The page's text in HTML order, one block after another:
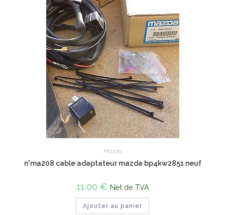
Mazda
n°ma208 cable adaptateur mazda bp4kw2851 neuf
11,00 € Net de TVA
Ajouter au panier